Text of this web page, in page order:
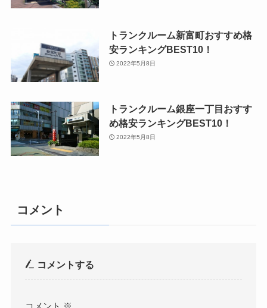
トランクルーム新富町おすすめ格
安ランキングBEST10！
2022年5月8日
トランクルーム銀座一丁目おすす
め格安ランキングBEST10！
2022年5月8日
コメント
コメントする
コメント ※